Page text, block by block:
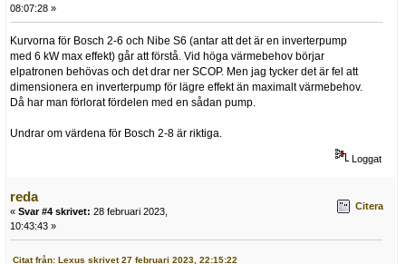
08:07:28 »
Kurvorna för Bosch 2-6 och Nibe S6 (antar att det är en inverterpump
med 6 kW max effekt) går att förstå. Vid höga värmebehov börjar
elpatronen behövas och det drar ner SCOP. Men jag tycker det är fel att
dimensionera en inverterpump för lägre effekt än maximalt värmebehov.
Då har man förlorat fördelen med en sådan pump.
Undrar om värdena för Bosch 2-8 är riktiga.
Loggat
reda
« Svar #4 skrivet: 28 februari 2023,
10:43:43 »
Citera
Citat från: Lexus skrivet 27 februari 2023, 22:15:22